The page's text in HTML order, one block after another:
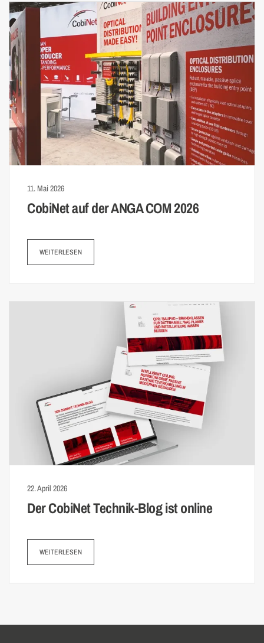
11. Mai 2026
CobiNet auf der ANGA COM 2026
WEITERLESEN
22. April 2026
Der CobiNet Technik-Blog ist online
WEITERLESEN